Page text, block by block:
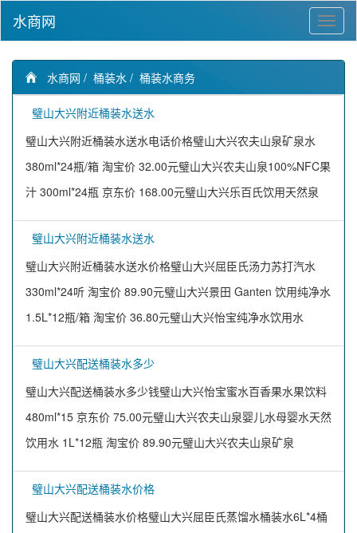
水商网
水商网 / 桶装水 / 桶装水商务
璧山大兴附近桶装水送水
璧山大兴附近桶装水送水电话价格璧山大兴农夫山泉矿泉水
380ml*24瓶/箱 淘宝价 32.00元璧山大兴农夫山泉100%NFC果
汁 300ml*24瓶 京东价 168.00元璧山大兴乐百氏饮用天然泉
璧山大兴附近桶装水送水
璧山大兴附近桶装水送水价格璧山大兴屈臣氏汤力苏打汽水
330ml*24听 淘宝价 89.90元璧山大兴景田 Ganten 饮用纯净水
1.5L*12瓶/箱 淘宝价 36.80元璧山大兴怡宝纯净水饮用水
璧山大兴配送桶装水多少
璧山大兴配送桶装水多少钱璧山大兴怡宝蜜水百香果水果饮料
480ml*15 京东价 75.00元璧山大兴农夫山泉婴儿水母婴水天然
饮用水 1L*12瓶 淘宝价 89.90元璧山大兴农夫山泉矿泉
璧山大兴配送桶装水价格
璧山大兴配送桶装水价格璧山大兴屈臣氏蒸馏水桶装水6L*4桶